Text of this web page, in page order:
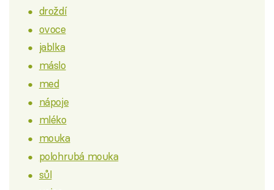
droždí
ovoce
jablka
máslo
med
nápoje
mléko
mouka
polohrubá mouka
sůl